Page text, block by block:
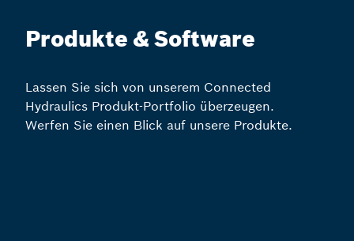
Produkte & Software
Lassen Sie sich von unserem Connected
Hydraulics Produkt-Portfolio überzeugen.
Werfen Sie einen Blick auf unsere Produkte.